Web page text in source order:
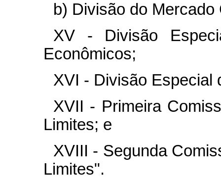
b) Divisão do
XV - Divisão
Econômicos;
XVI - Divisão Especial
XVII - Primeira
Limites; e
XVIII - Segunda
Limites".